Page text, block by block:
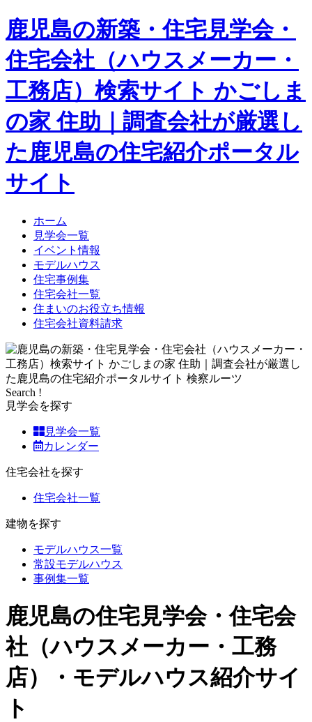
鹿児島の新築・住宅見学会・
住宅会社（ハウスメーカー・
工務店）検索サイト かごしま
の家 住助｜調査会社が厳選し
た鹿児島の住宅紹介ポータル
サイト
ホーム
見学会一覧
イベント情報
モデルハウス
住宅事例集
住宅会社一覧
住まいのお役立ち情報
住宅会社資料請求
Search !
見学会を探す
見学会一覧
カレンダー
住宅会社を探す
住宅会社一覧
建物を探す
モデルハウス一覧
常設モデルハウス
事例集一覧
鹿児島の住宅見学会・住宅会
社（ハウスメーカー・工務
店）・モデルハウス紹介サイ
ト